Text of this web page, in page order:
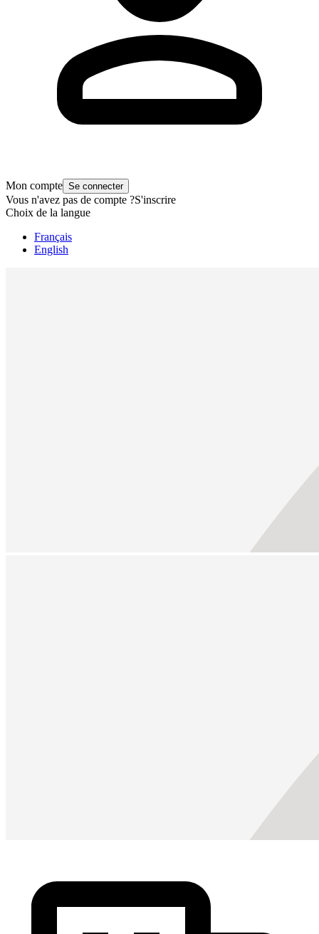
Mon compte Se connecter
Vous n'avez pas de compte ?S'inscrire
Choix de la langue
Français
English